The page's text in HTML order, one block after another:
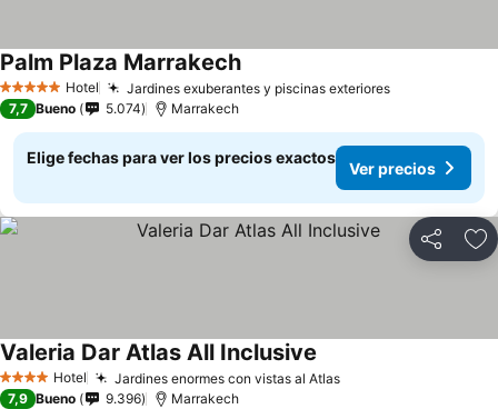
5 Estrellas Hotel Jardines exuberantes y piscinas exteriores
Palm Plaza Marrakech
7,7 Bueno 5.074 Marrakech
Elige fechas para ver los precios exactos
Ver precios
Compartir
4 EstrellasHotel Jardines enormes con vistas al Atlas
Valeria Dar Atlas All Inclusive
7,9 Bueno 9.396 Marrakech